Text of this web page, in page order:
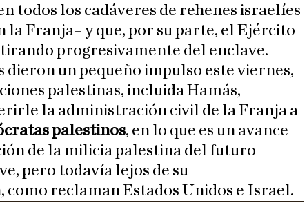
todos los cadáveres de rehenes israelíes
la Franja– y que, por su parte, el Ejército
progresivamente del enclave.
dieron un pequeño impulso este viernes,
palestinas, incluida Hamás,
la administración civil de la Franja a
palestinos, en lo que es un avance
de la milicia palestina del futuro
pero todavía lejos de su
reclaman Estados Unidos e Israel.